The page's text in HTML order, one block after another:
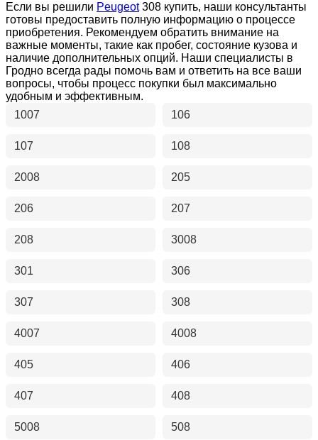
Если вы решили Peugeot308 купить, наши консультанты
готовы предоставить полную информацию о процессе
приобретения. Рекомендуем обратить внимание на
важные моменты, такие как пробег, состояние кузова и
наличие дополнительных опций. Наши специалисты в
Гродно всегда рады помочь вам и ответить на все ваши
вопросы, чтобы процесс покупки был максимально
удобным и эффективным.
1007
106
107 108
2008 205
206 207
208 3008
301 306
307 308
4007 4008
405 406
407 408
5008 508